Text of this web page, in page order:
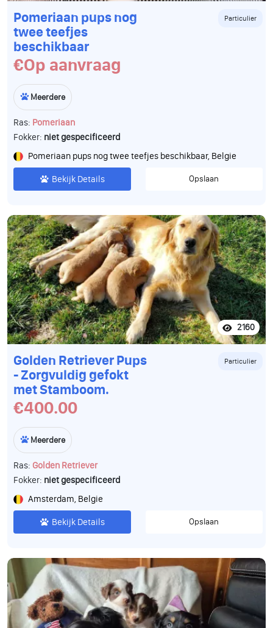
Pomeriaan pups nog
twee teefjes
beschikbaar
Particulier
€Op aanvraag
Meerdere
Ras: Pomeriaan
Fokker: niet gespecificeerd
Pomeriaan pups nog twee teefjes beschikbaar, Belgie
Bekijk Details Opslaan
2160
Golden Retriever Pups
- Zorgvuldig gefokt
met Stamboom.
Particulier
€400.00
Meerdere
Ras: Golden Retriever
Fokker: niet gespecificeerd
Amsterdam, Belgie
Bekijk Details Opslaan